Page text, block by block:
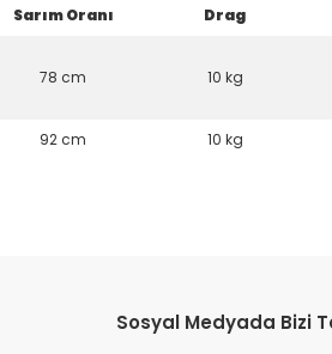
Sarım Oranı Drag
78 cm 10 kg
92 cm 10 kg
Sosyal Medyada Bizi